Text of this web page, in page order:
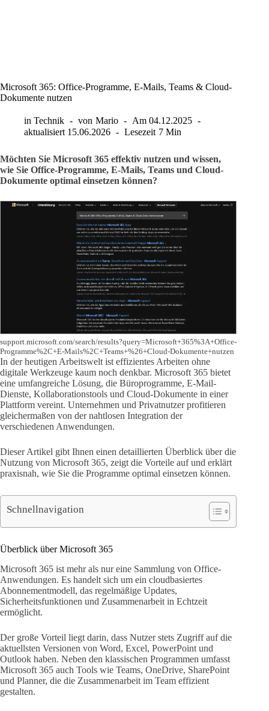
Microsoft 365: Office-Programme, E-Mails, Teams & Cloud-
Dokumente nutzen
in Technik von Mario Am 04.12.2025
aktualisiert 15.06.2026 Lesezeit 7 Min
Möchten Sie Microsoft 365 effektiv nutzen und wissen,
wie Sie Office-Programme, E-Mails, Teams und Cloud-
Dokumente optimal einsetzen können?
support.microsoft.com/search/results?query=Microsoft+365%3A+Office-
Programme%2C+E-Mails%2C+Teams+%26+Cloud-Dokumente+nutzen
In der heutigen Arbeitswelt ist effizientes Arbeiten ohne
digitale Werkzeuge kaum noch denkbar. Microsoft 365 bietet
eine umfangreiche Lösung, die Büroprogramme, E-Mail-
Dienste, Kollaborationstools und Cloud-Dokumente in einer
Plattform vereint. Unternehmen und Privatnutzer profitieren
gleichermaßen von der nahtlosen Integration der
verschiedenen Anwendungen.
Dieser Artikel gibt Ihnen einen detaillierten Überblick über die
Nutzung von Microsoft 365, zeigt die Vorteile auf und erklärt
praxisnah, wie Sie die Programme optimal einsetzen können.
Schnellnavigation
Überblick über Microsoft 365
Microsoft 365 ist mehr als nur eine Sammlung von Office-
Anwendungen. Es handelt sich um ein cloudbasiertes
Abonnementmodell, das regelmäßige Updates,
Sicherheitsfunktionen und Zusammenarbeit in Echtzeit
ermöglicht.
Der große Vorteil liegt darin, dass Nutzer stets Zugriff auf die
aktuellsten Versionen von Word, Excel, PowerPoint und
Outlook haben. Neben den klassischen Programmen umfasst
Microsoft 365 auch Tools wie Teams, OneDrive, SharePoint
und Planner, die die Zusammenarbeit im Team effizient
gestalten.